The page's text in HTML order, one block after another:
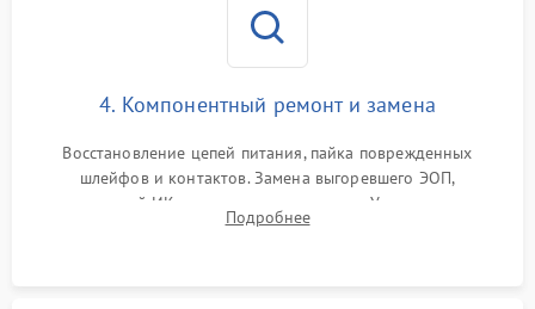
4. Компонентный ремонт и замена
Восстановление цепей питания, пайка поврежденных
шлейфов и контактов. Замена выгоревшего ЭОП,
неисправной ИК-подсветки или матрицы. Ультразвуковая
очистка плат и удаление загрязнений с линз объектива и
Подробнее